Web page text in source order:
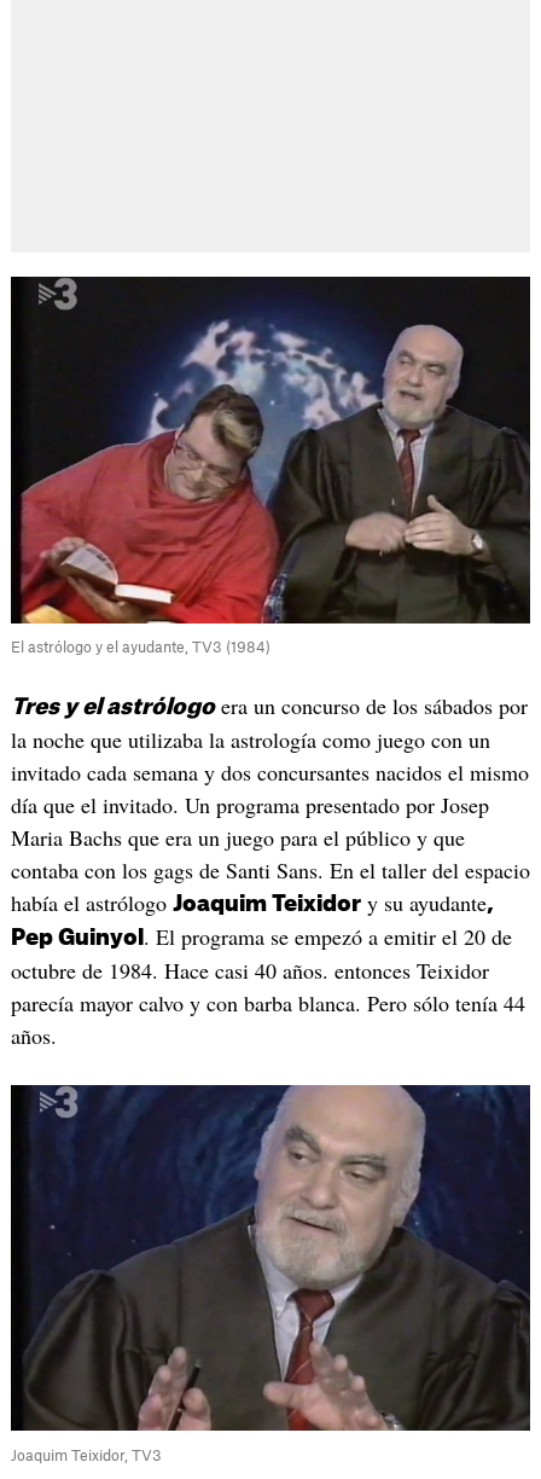
El astrólogo y el ayudante, TV3 (1984)
Tres y el astrólogoera un concurso de los sábados por
la noche que utilizaba la astrología como juego con un
invitado cada semana y dos concursantes nacidos el mismo
día que el invitado. Un programa presentado por Josep
Maria Bachs que era un juego para el público y que
contaba con los gags de Santi Sans. En el taller del espacio
había el astrólogo Joaquim Teixidory su ayudante,
Pep Guinyol . El programa se empezó a emitir el 20 de
octubre de 1984. Hace casi 40 años. entonces Teixidor
parecía mayor calvo y con barba blanca. Pero sólo tenía 44
años.
Joaquim Teixidor, TV3